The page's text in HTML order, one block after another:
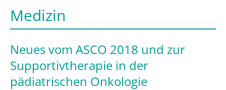
Medizin
Neues vom ASCO 2018 und zur
Supportivtherapie in der
pädiatrischen Onkologie